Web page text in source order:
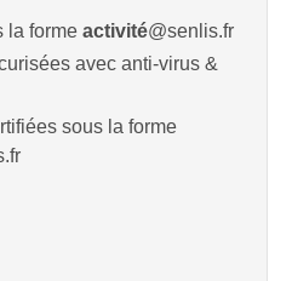
la forme activité@senlis.fr
avec anti-virus &
sous la forme